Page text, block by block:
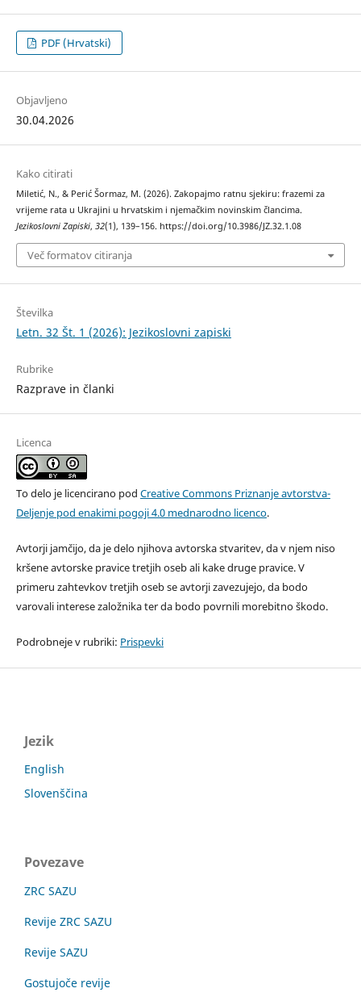
PDF (Hrvatski)
Objavljeno
30.04.2026
Kako citirati
Miletić, N., & Perić Šormaz, M. (2026). Zakopajmo ratnu sjekiru: frazemi za
vrijeme rata u Ukrajini u hrvatskim i njemačkim novinskim člancima.
Jezikoslovni Zapiski, 32(1), 139–156. https://doi.org/10.3986/JZ.32.1.08
Več formatov citiranja
Številka
Letn. 32 Št. 1 (2026): Jezikoslovni zapiski
Rubrike
Razprave in članki
Licenca
To delo je licencirano pod Creative Commons Priznanje avtorstva-
Deljenje pod enakimi pogoji 4.0 mednarodno licenco.
Avtorji jamčijo, da je delo njihova avtorska stvaritev, da v njem niso
kršene avtorske pravice tretjih oseb ali kake druge pravice. V
primeru zahtevkov tretjih oseb se avtorji zavezujejo, da bodo
varovali interese založnika ter da bodo povrnili morebitno škodo.
Podrobneje v rubriki: Prispevki
Jezik
English
Slovenščina
Povezave
ZRC SAZU
Revije ZRC SAZU
Revije SAZU
Gostujoče revije